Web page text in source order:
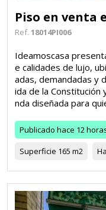
Piso en venta
Ref. 18014PI006
Ideamoscasa
e calidades de lujo,
adas, demandadas y
ida de la Constitución
nda diseñada para
Publicado hace 12
Superficie 165 m2